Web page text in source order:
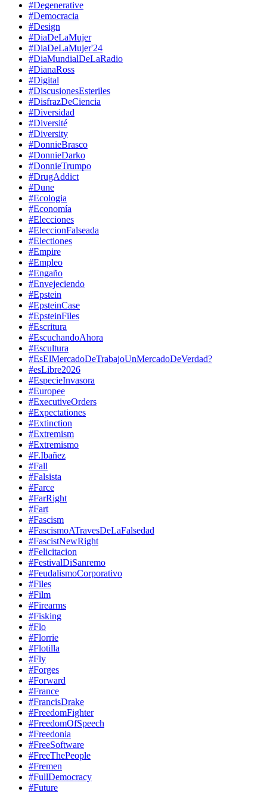
#Degenerative
#Democracia
#Design
#DiaDeLaMujer
#DiaDeLaMujer'24
#DiaMundialDeLaRadio
#DianaRoss
#Digital
#DiscusionesEsteriles
#DisfrazDeCiencia
#Diversidad
#Diversité
#Diversity
#DonnieBrasco
#DonnieDarko
#DonnieTrumpo
#DrugAddict
#Dune
#Ecologia
#Economía
#Elecciones
#EleccionFalseada
#Electiones
#Empire
#Empleo
#Engaño
#Envejeciendo
#Epstein
#EpsteinCase
#EpsteinFiles
#Escritura
#EscuchandoAhora
#Escultura
#EsElMercadoDeTrabajoUnMercadoDeVerdad?
#esLibre2026
#EspecieInvasora
#Europee
#ExecutiveOrders
#Expectationes
#Extinction
#Extremism
#Extremismo
#F.Ibañez
#Fall
#Falsista
#Farce
#FarRight
#Fart
#Fascism
#FascismoATravesDeLaFalsedad
#FascistNewRight
#Felicitacion
#FestivalDiSanremo
#FeudalismoCorporativo
#Files
#Film
#Firearms
#Fisking
#Flo
#Florrie
#Flotilla
#Fly
#Forges
#Forward
#France
#FrancisDrake
#FreedomFighter
#FreedomOfSpeech
#Freedonia
#FreeSoftware
#FreeThePeople
#Fremen
#FullDemocracy
#Future